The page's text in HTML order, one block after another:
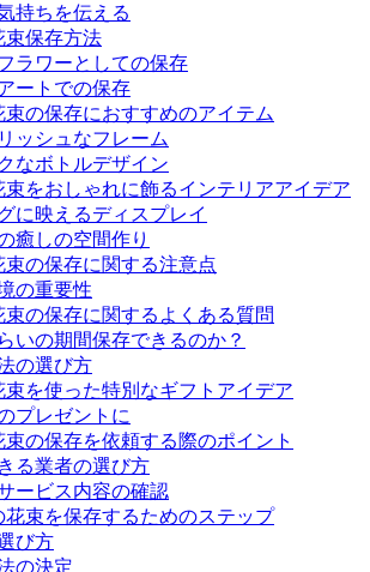
持ちを伝える
束保存方法
ラワーとしての保存
ートでの保存
束の保存におすすめのアイテム
ッシュなフレーム
なボトルデザイン
束をおしゃれに飾るインテリアアイデア
に映えるディスプレイ
癒しの空間作り
束の保存に関する注意点
の重要性
束の保存に関するよくある質問
いの期間保存できるのか？
の選び方
束を使った特別なギフトアイデア
プレゼントに
の保存を依頼する際のポイント
る業者の選び方
ービス内容の確認
花束を保存するためのステップ
び方
の決定